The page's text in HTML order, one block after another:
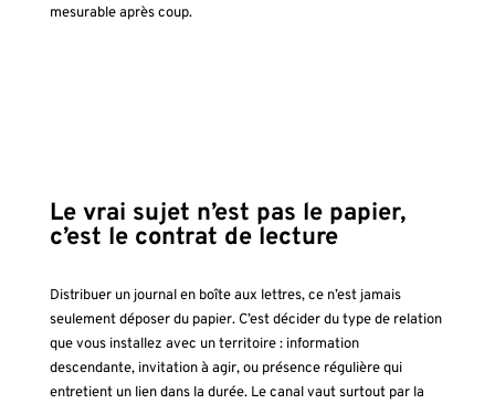
mesurable après coup.
Le vrai sujet n’est pas le papier,
c’est le contrat de lecture
Distribuer un journal en boîte aux lettres, ce n’est jamais
seulement déposer du papier. C’est décider du type de relation
que vous installez avec un territoire : information
descendante, invitation à agir, ou présence régulière qui
entretient un lien dans la durée. Le canal vaut surtout par la